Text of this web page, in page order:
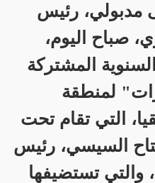
مدبولي، رئيس
صباح اليوم،
المشتركة
لمنطقة
التي تقام تحت
السيسي، رئيس
والتي تستضيفها